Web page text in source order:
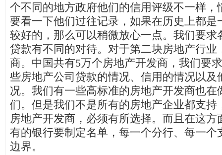
个不同的地方政府他们的信用评级不一样，
要看一下他们过往记录，如果在历史上都是
较好的，那么可以稍微放心一点。我们要求
贷款有不同的对待。对于第二块房地产行业
商。中国共有5万个房地产开发商，我们要
些房地产公司贷款的情况、信用的情况以及
况。我们有一些高标准的房地产开发商也在
们。但是我们不是所有的房地产企业都支持
房地产开发商，必须有所选择。而且在这方
有的银行要制定名单，每一个分行、每一个
边界。